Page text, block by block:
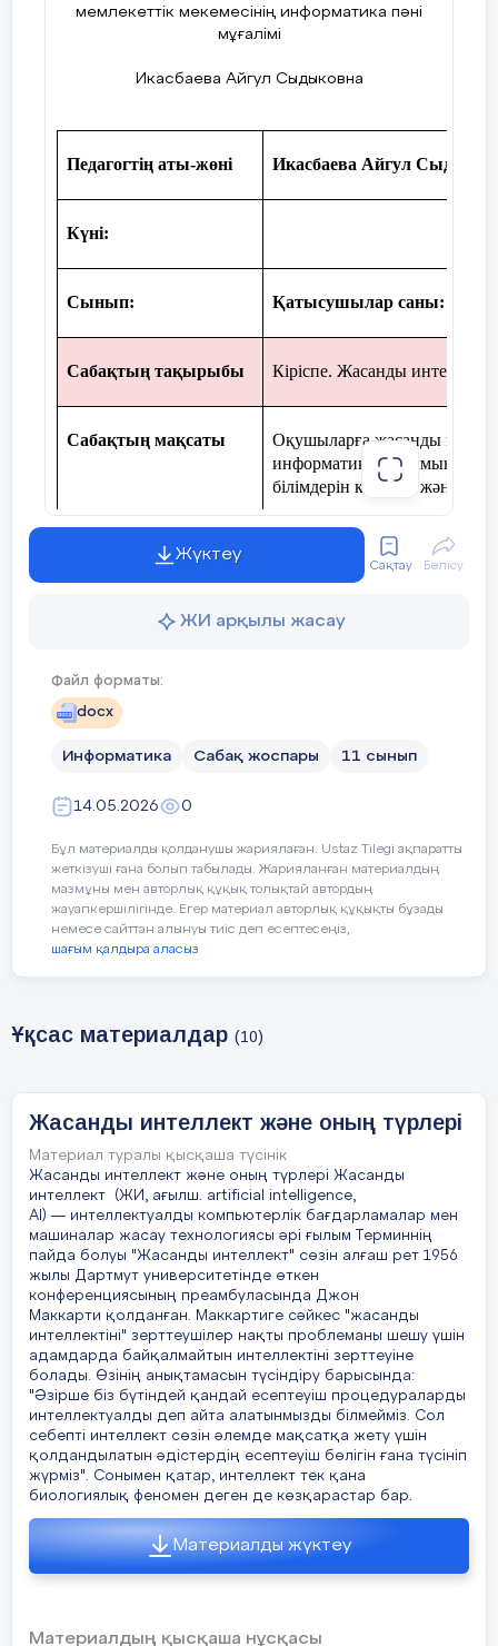
мемлекеттік мекемесінің информатика пәні
мұғалімі
Икасбаева Айгул Сыдыковна
Педагогтің аты-жөні Икасбаева Айгул
Күні:
Сынып: Қатысушылар саны:
Сабақтың тақырыбы Кіріспе. Жасанды
Сабақтың мақсаты
Оқушыларға жасанды
информатика ғылымындағы
білімдерін кеңейту және
Сабақ барысы
Мұғалім нің оқу іс-әрекеті
Сабақтың
Мұғалім оқушылармен амандасып,
сабақтың психологиялық ахуалын
сабаққа дайындығы, оқу
құралдарының толықтығы
тексеріледі. Сабақтың тақырыбы мен
мақсаты хабарланып, бүгінгі
сабақтың тереңдетілген деңгейде
өтетіні ескертіледі.
Топқа бөлу әдісі:
кодтар дайындайды (мысалы: AI,
Algorithm, Data, Machine Learning
Оқушылар кодты сканерлеп, шыққан
термин бойынша бірігеді.
Топтар:
1-топ – «AI»
2-топ – «Алгоритм»
3-топ – «Деректер»
4-топ – «Машиналық оқыту»
Бұл әдіс оқушыларды бірден
тақырыпқа бағыттайды және пәндік
терминдермен жұмыс істеуге
бейімдейді.
Сабақтың
ортасы
II. Жаңа сабақтың түсіндірмесі
Жасанды интеллект (ЖИ) – бұл
Жүктеу
Сақтау Бөлісу
ЖИ арқылы жасау
Файл форматы:
docx
Информатика Сабақ жоспары 11 сынып
14.05.2026 0
Бұл материалды қолданушы жариялаған. Ustaz Tilegi ақпаратты
жеткізуші ғана болып табылады. Жарияланған материалдың
мазмұны мен авторлық құқық толықтай автордың
жауапкершілігінде. Егер материал авторлық құқықты бұзады
немесе сайттан алынуы тиіс деп есептесеңіз,
шағым қалдыра аласыз
Ұқсас материалдар (10)
Жасанды интеллект және оның түрлері
Материал туралы қысқаша түсінік
Жасанды интеллект және оның түрлері Жасанды
интеллект (ЖИ, ағылш. artificial intelligence,
AI) — интеллектуалды компьютерлік бағдарламалар мен
машиналар жасау технологиясы әрі ғылым Терминнің
пайда болуы "Жасанды интеллект" сөзін алғаш рет 1956
жылы Дартмут университетінде өткен
конференциясының преамбуласында Джон
Маккарти қолданған. Маккартиге сәйкес "жасанды
интеллектіні" зерттеушілер нақты проблеманы шешу үшін
адамдарда байқалмайтын интеллектіні зерттеуіне
болады. Өзінің анықтамасын түсіндіру барысында:
"Әзірше біз бүтіндей қандай есептеуіш процедураларды
интеллектуалды деп айта алатынмызды білмейміз. Сол
себепті интеллект сөзін әлемде мақсатқа жету үшін
қолдандылатын әдістердің есептеуіш бөлігін ғана түсініп
жүрміз". Сонымен қатар, интеллект тек қана
биологиялық феномен деген де көзқарастар бар.
Материалды жүктеу
Материалдың қысқаша нұсқасы